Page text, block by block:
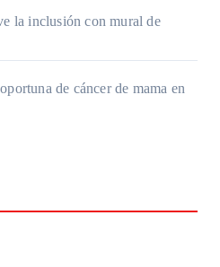
la inclusión con mural de
de cáncer de mama en